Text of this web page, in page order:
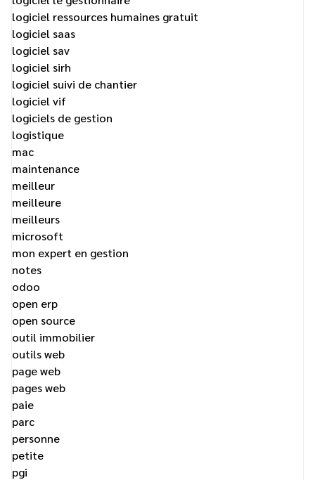
logiciel ressources humaines gratuit
logiciel saas
logiciel sav
logiciel sirh
logiciel suivi de chantier
logiciel vif
logiciels de gestion
logistique
mac
maintenance
meilleur
meilleure
meilleurs
microsoft
mon expert en gestion
notes
odoo
open erp
open source
outil immobilier
outils web
page web
pages web
paie
parc
personne
petite
pgi